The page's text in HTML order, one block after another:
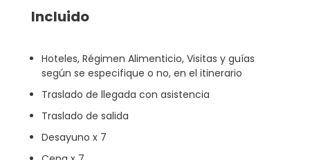
Incluido
Hoteles, Régimen Alimenticio, Visitas y guías
según se especifique o no, en el itinerario
Traslado de llegada con asistencia
Traslado de salida
Desayuno x 7